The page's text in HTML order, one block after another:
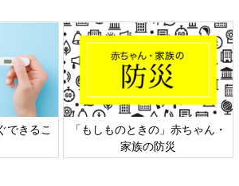
ーフレッ
六星占術 細木かおりさんの人生
相談